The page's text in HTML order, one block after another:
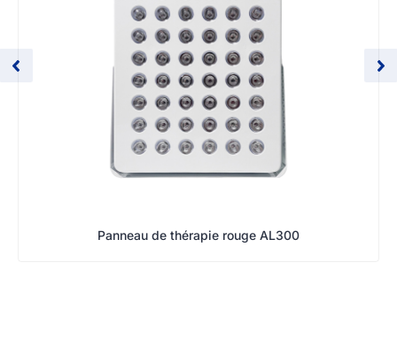
Panneau de thérapie rouge AL300